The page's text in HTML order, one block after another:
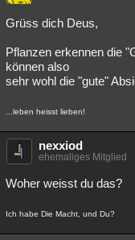
Grüss dich Deus,
Pflanzen erkennen die
können also
sehr wohl die "gute"
...leben heisst lieben!
nexxiod
ehemaliges Mitglied
Woher weisst du das?
Ich habe Die Macht, und Du?